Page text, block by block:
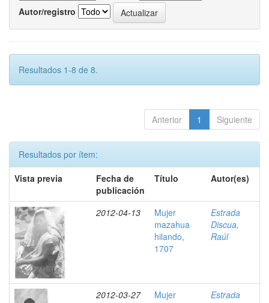
Autor/registro
Resultados 1-8 de 8.
Anterior 1 Siguiente
Resultados por ítem:
Vista previa
Fecha de
publicación
Título Autor(es)
2012-04-13
Mujer
mazahua
hilando,
1707
Estrada
Discua,
Raúl
2012-03-27
Mujer
Estrada